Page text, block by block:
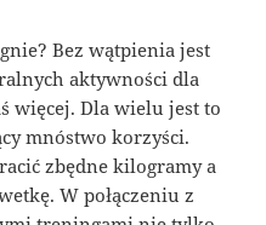
Bez wątpienia jest
aktywności dla
więcej. Dla wielu jest to
mnóstwo korzyści.
zbędne kilogramy a
W połączeniu z